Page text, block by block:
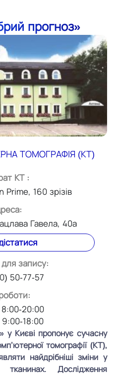
прогноз»
ТОМОГРАФІЯ (КТ)
КТ :
160 зрізів
Гавела, 40а
запису:
50-77-57
8:00-20:00
9:00-18:00
у Києві пропонує сучасну
томографії (КТ),
найдрібніші зміни у
тканинах. Дослідження